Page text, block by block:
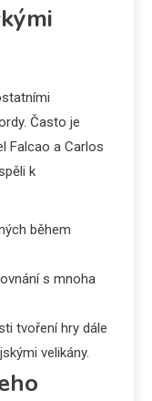
Často je
Falcao a Carlos
k
během
s mnoha
tvoření hry dále
velikány.